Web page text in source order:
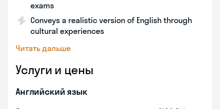
exams
Conveys a realistic version of English through
cultural experiences
Читать дальше
Услуги и цены
Английский язык